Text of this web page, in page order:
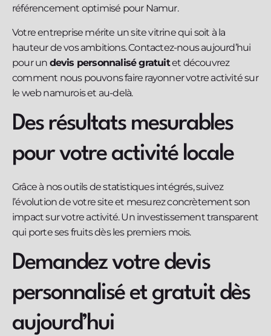
référencement optimisé pour Namur.
Votre entreprise mérite un site vitrine qui soit à la
hauteur de vos ambitions. Contactez-nous aujourd’hui
pour un devis personnalisé gratuitet découvrez
comment nous pouvons faire rayonner votre activité sur
le web namurois et au-delà.
Des résultats mesurables
pour votre activité locale
Grâce à nos outils de statistiques intégrés, suivez
l’évolution de votre site et mesurez concrètement son
impact sur votre activité. Un investissement transparent
qui porte ses fruits dès les premiers mois.
Demandez votre devis
personnalisé et gratuit dès
aujourd’hui